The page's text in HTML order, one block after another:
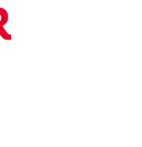
OFERTE DE NERATAT